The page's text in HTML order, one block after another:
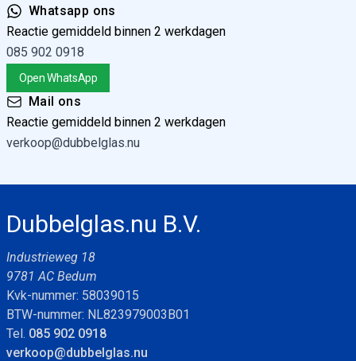
Whatsapp ons
Reactie gemiddeld binnen 2 werkdagen
085 902 0918
Open WhatsApp
Mail ons
Reactie gemiddeld binnen 2 werkdagen
verkoop@dubbelglas.nu
Dubbelglas.nu B.V.
Industrieweg 18
9781 AC Bedum
Kvk-nummer: 58039015
BTW-nummer: NL823979003B01
Tel. 085 902 0918
verkoop@dubbelglas.nu